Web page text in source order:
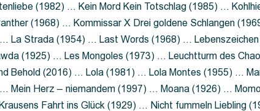
(1982) … Kein Mord Kein Totschlag (1985) …
(1968) … Kommissar X Drei goldene Schlangen
La Strada (1954) … Last Words (1968) …
(1925) … Les Mongoles (1973) … Leuchtturm des
Behold (2016) … Lola (1981) … Lola Montes (1955) …
Mein Herz – niemandem (1997) … Moana (1926) …
Fahrt ins Glück (1929) … Nicht fummeln Liebling